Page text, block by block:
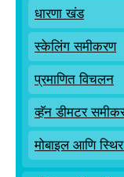
धारणा खंड
स्केलिंग समीकरण
प्रमाणित विचलन
व्हॅन डीमटर
मोबाइल आणि